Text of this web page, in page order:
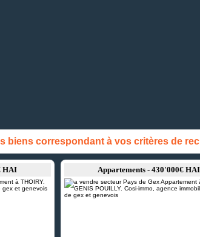
biens correspondant à vos critères de
HAI Appartements - 430'000€ HAI